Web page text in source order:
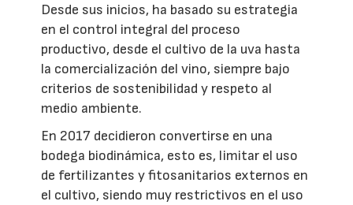
Desde sus inicios, ha basado su estrategia
en el control integral del proceso
productivo, desde el cultivo de la uva hasta
la comercialización del vino, siempre bajo
criterios de sostenibilidad y respeto al
medio ambiente.
En 2017 decidieron convertirse en una
bodega biodinámica, esto es, limitar el uso
de fertilizantes y fitosanitarios externos en
el cultivo, siendo muy restrictivos en el uso